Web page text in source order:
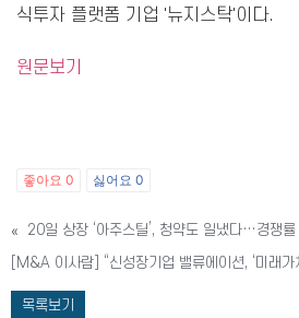
식투자 플랫폼 기업 '뉴지스탁'이다.
원문보기
좋아요 0 싫어요 0
«
목록보기